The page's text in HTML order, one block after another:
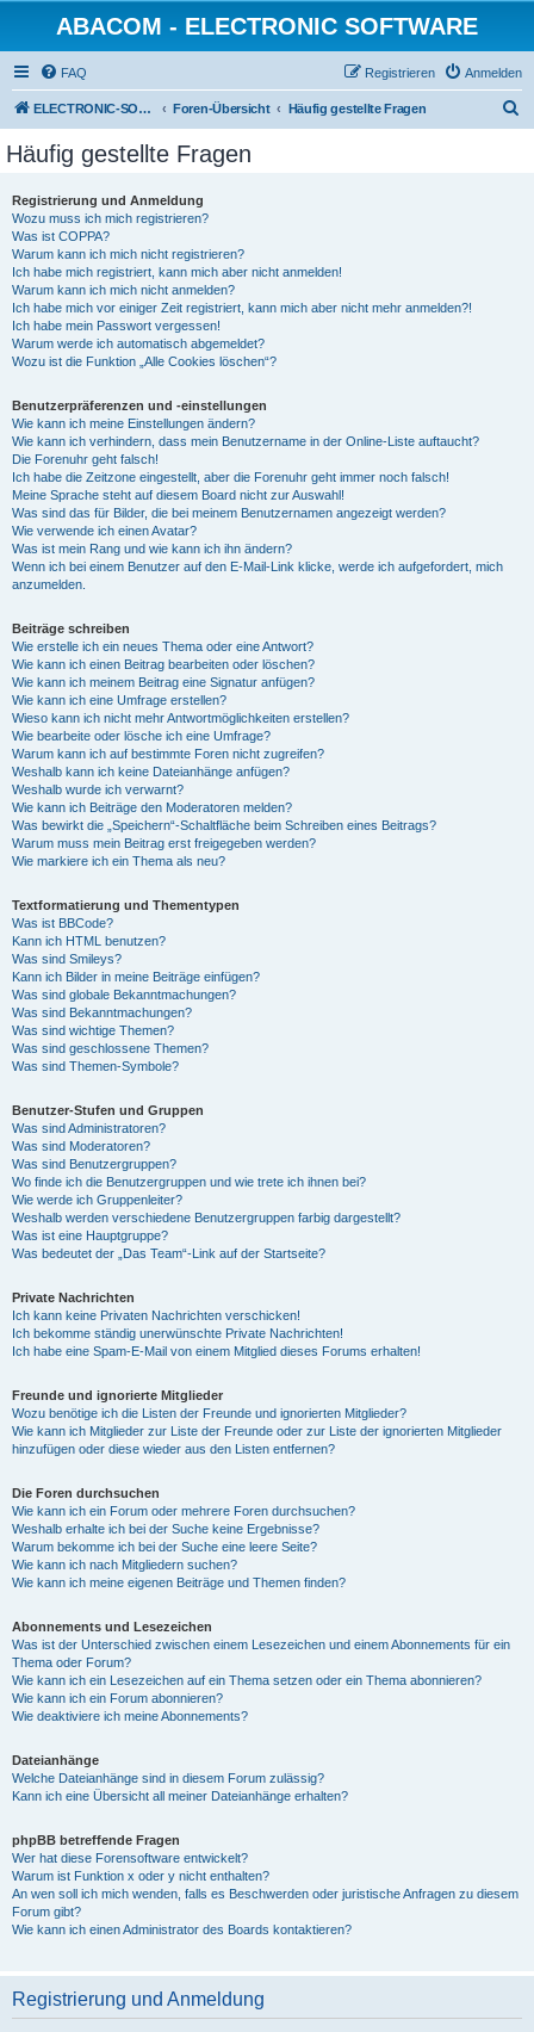
ABACOM - ELECTRONIC SOFTWARE
FAQ Anmelden
Registrieren
ELECTRONIC-SOFWARE-SHOP Foren-Übersicht Häufig gestellte Fragen
Häufig gestellte Fragen
Registrierung und Anmeldung
Wozu muss ich mich registrieren?
Was ist COPPA?
Warum kann ich mich nicht registrieren?
Ich habe mich registriert, kann mich aber nicht anmelden!
Warum kann ich mich nicht anmelden?
Ich habe mich vor einiger Zeit registriert, kann mich aber nicht mehr anmelden?!
Ich habe mein Passwort vergessen!
Warum werde ich automatisch abgemeldet?
Wozu ist die Funktion „Alle Cookies löschen“?
Benutzerpräferenzen und -einstellungen
Wie kann ich meine Einstellungen ändern?
Wie kann ich verhindern, dass mein Benutzername in der Online-Liste auftaucht?
Die Forenuhr geht falsch!
Ich habe die Zeitzone eingestellt, aber die Forenuhr geht immer noch falsch!
Meine Sprache steht auf diesem Board nicht zur Auswahl!
Was sind das für Bilder, die bei meinem Benutzernamen angezeigt werden?
Wie verwende ich einen Avatar?
Was ist mein Rang und wie kann ich ihn ändern?
Wenn ich bei einem Benutzer auf den E-Mail-Link klicke, werde ich aufgefordert, mich
anzumelden.
Beiträge schreiben
Wie erstelle ich ein neues Thema oder eine Antwort?
Wie kann ich einen Beitrag bearbeiten oder löschen?
Wie kann ich meinem Beitrag eine Signatur anfügen?
Wie kann ich eine Umfrage erstellen?
Wieso kann ich nicht mehr Antwortmöglichkeiten erstellen?
Wie bearbeite oder lösche ich eine Umfrage?
Warum kann ich auf bestimmte Foren nicht zugreifen?
Weshalb kann ich keine Dateianhänge anfügen?
Weshalb wurde ich verwarnt?
Wie kann ich Beiträge den Moderatoren melden?
Was bewirkt die „Speichern“-Schaltfläche beim Schreiben eines Beitrags?
Warum muss mein Beitrag erst freigegeben werden?
Wie markiere ich ein Thema als neu?
Textformatierung und Thementypen
Was ist BBCode?
Kann ich HTML benutzen?
Was sind Smileys?
Kann ich Bilder in meine Beiträge einfügen?
Was sind globale Bekanntmachungen?
Was sind Bekanntmachungen?
Was sind wichtige Themen?
Was sind geschlossene Themen?
Was sind Themen-Symbole?
Benutzer-Stufen und Gruppen
Was sind Administratoren?
Was sind Moderatoren?
Was sind Benutzergruppen?
Wo finde ich die Benutzergruppen und wie trete ich ihnen bei?
Wie werde ich Gruppenleiter?
Weshalb werden verschiedene Benutzergruppen farbig dargestellt?
Was ist eine Hauptgruppe?
Was bedeutet der „Das Team“-Link auf der Startseite?
Private Nachrichten
Ich kann keine Privaten Nachrichten verschicken!
Ich bekomme ständig unerwünschte Private Nachrichten!
Ich habe eine Spam-E-Mail von einem Mitglied dieses Forums erhalten!
Freunde und ignorierte Mitglieder
Wozu benötige ich die Listen der Freunde und ignorierten Mitglieder?
Wie kann ich Mitglieder zur Liste der Freunde oder zur Liste der ignorierten Mitglieder
hinzufügen oder diese wieder aus den Listen entfernen?
Die Foren durchsuchen
Wie kann ich ein Forum oder mehrere Foren durchsuchen?
Weshalb erhalte ich bei der Suche keine Ergebnisse?
Warum bekomme ich bei der Suche eine leere Seite?
Wie kann ich nach Mitgliedern suchen?
Wie kann ich meine eigenen Beiträge und Themen finden?
Abonnements und Lesezeichen
Was ist der Unterschied zwischen einem Lesezeichen und einem Abonnements für ein
Thema oder Forum?
Wie kann ich ein Lesezeichen auf ein Thema setzen oder ein Thema abonnieren?
Wie kann ich ein Forum abonnieren?
Wie deaktiviere ich meine Abonnements?
Dateianhänge
Welche Dateianhänge sind in diesem Forum zulässig?
Kann ich eine Übersicht all meiner Dateianhänge erhalten?
phpBB betreffende Fragen
Wer hat diese Forensoftware entwickelt?
Warum ist Funktion x oder y nicht enthalten?
An wen soll ich mich wenden, falls es Beschwerden oder juristische Anfragen zu diesem
Forum gibt?
Wie kann ich einen Administrator des Boards kontaktieren?
Registrierung und Anmeldung